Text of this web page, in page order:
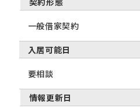
一般借家契約
入居可能日
要相談
情報更新日